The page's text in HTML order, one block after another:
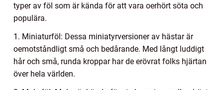
typer av föl som är kända för att vara oerhört söta och
populära.
1. Miniaturföl: Dessa miniatyrversioner av hästar är
oemotståndligt små och bedårande. Med långt luddigt
hår och små, runda kroppar har de erövrat folks hjärtan
över hela världen.